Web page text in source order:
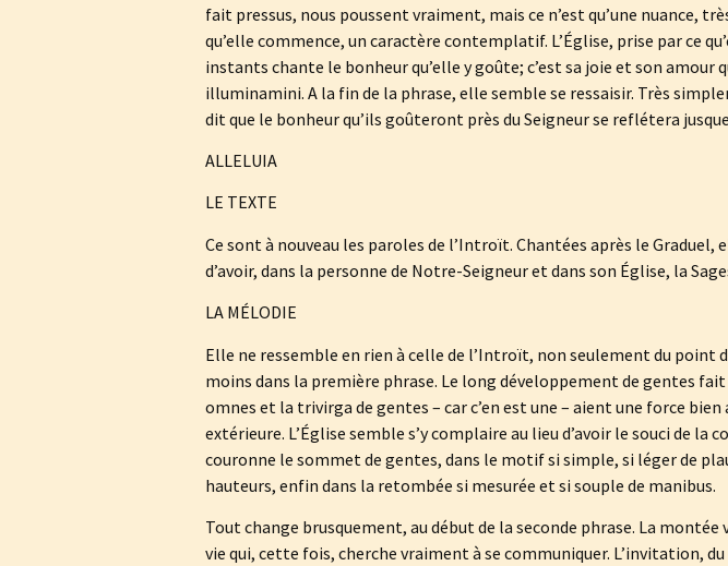
fait pressus, nous poussent vraiment, mais ce n’est qu’une nuance,
qu’elle commence, un caractère contemplatif. L’Église, prise par ce
instants chante le bonheur qu’elle y goûte; c’est sa joie et son
illuminamini. A la fin de la phrase, elle semble se ressaisir. Très
dit que le bonheur qu’ils goûteront près du Seigneur se reflétera
ALLELUIA
LE TEXTE
Ce sont à nouveau les paroles de l’Introït. Chantées après le
d’avoir, dans la personne de Notre-Seigneur et dans son Église, la
LA MÉLODIE
Elle ne ressemble en rien à celle de l’Introït, non seulement du point
moins dans la première phrase. Le long développement de gentes
omnes et la trivirga de gentes – car c’en est une – aient une force
extérieure. L’Église semble s’y complaire au lieu d’avoir le souci de
couronne le sommet de gentes, dans le motif si simple, si léger de
hauteurs, enfin dans la retombée si mesurée et si souple de manibus.
Tout change brusquement, au début de la seconde phrase. La
vie qui, cette fois, cherche vraiment à se communiquer. L’invitation,